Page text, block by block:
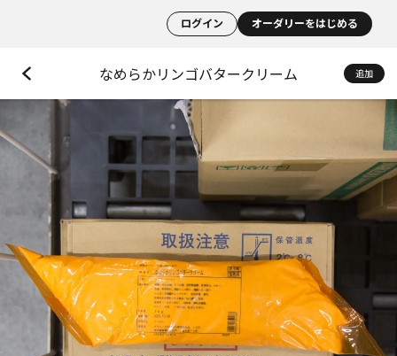
ログイン オーダリーをはじめる
なめらかリンゴバタークリーム 追加